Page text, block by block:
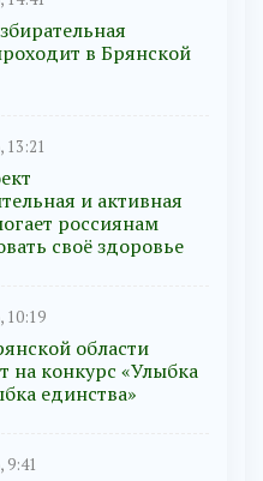
в Брянской
13:21
и активная
россиянам
своё здоровье
10:19
области
на конкурс «Улыбка
единства»
9:41